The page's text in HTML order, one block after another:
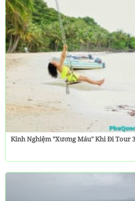
Kinh Nghiệm "Xương Máu" Khi Đi Tour